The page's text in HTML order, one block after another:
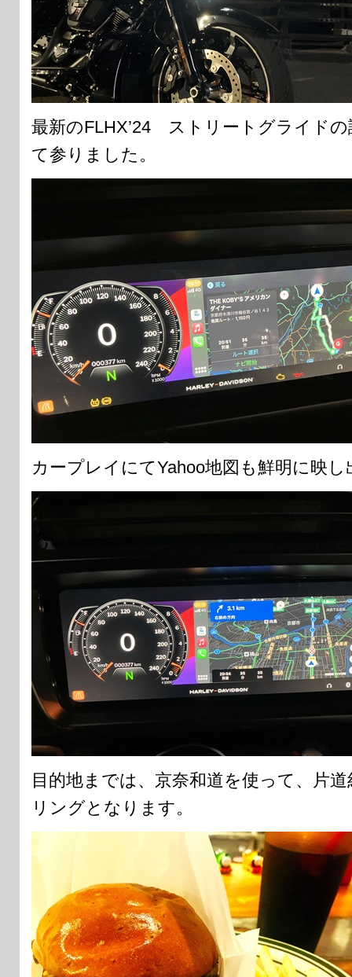
最新のFLHX’24 ストリートグライド
て参りました。
カープレイにてYahoo地図も鮮明に映
目的地までは、京奈和道を使って、片
リングとなります。